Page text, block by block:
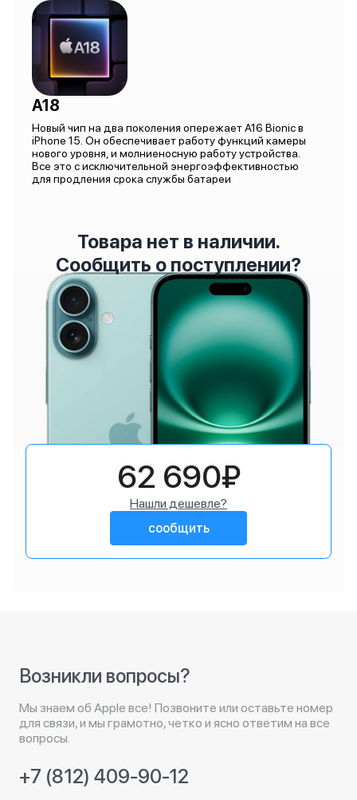
A18
Новый чип на два поколения опережает A16 Bionic в
iPhone 15. Он обеспечивает работу функций камеры
нового уровня, и молниеносную работу устройства.
Все это с исключительной энергоэффективностью
для продления срока службы батареи
Товара нет в наличии.
Сообщить о поступлении?
62 690₽
Нашли дешевле?
сообщить
Возникли вопросы?
Мы знаем об Apple все! Позвоните или оставьте номер
для связи, и мы грамотно, четко и ясно ответим на все
вопросы.
+7 (812) 409-90-12